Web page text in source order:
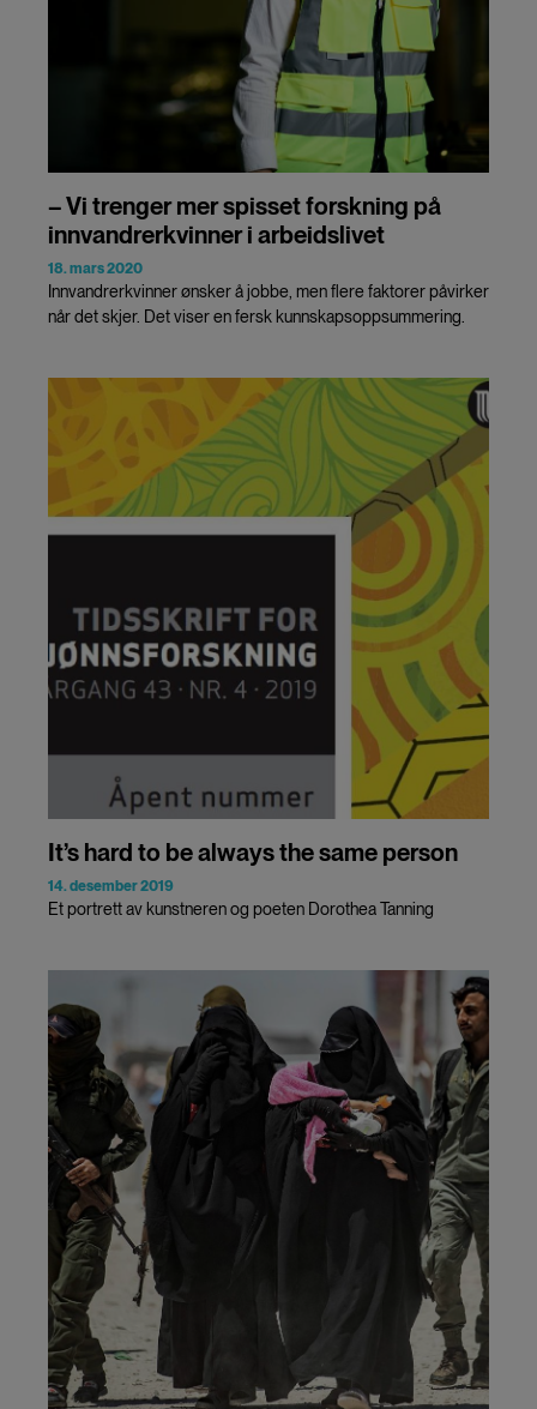
– Vi trenger mer spisset forskning på
innvandrerkvinner i arbeidslivet
18. mars 2020
Innvandrerkvinner ønsker å jobbe, men flere faktorer påvirker
når det skjer. Det viser en fersk kunnskapsoppsummering.
It’s hard to be always the same person
14. desember 2019
Et portrett av kunstneren og poeten Dorothea Tanning